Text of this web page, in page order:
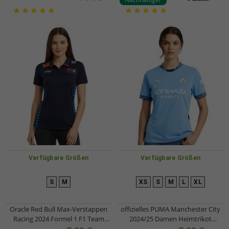
Verfügbare Größen
S M
Oracle Red Bull Max-Verstappen
Racing 2024 Formel 1 F1 Team
Verfügbare Größen
XS S M L XL
offizielles PUMA Manchester City
2024/25 Damen Heimtrikot